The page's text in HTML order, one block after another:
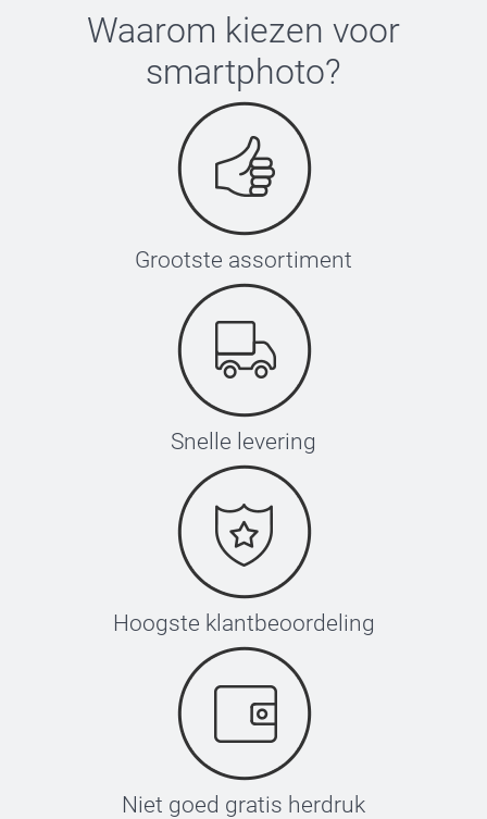
Waarom kiezen voor
smartphoto?
Grootste assortiment
Snelle levering
Hoogste klantbeoordeling
Niet goed gratis herdruk